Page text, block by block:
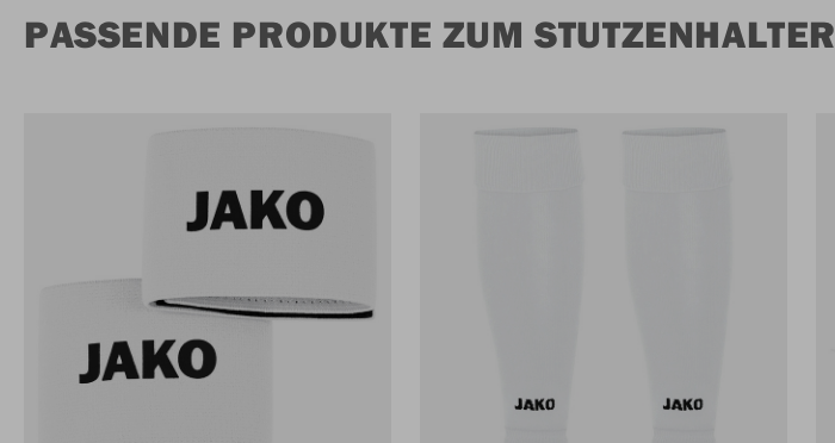
PASSENDE PRODUKTE ZUM STUTZENHALTER